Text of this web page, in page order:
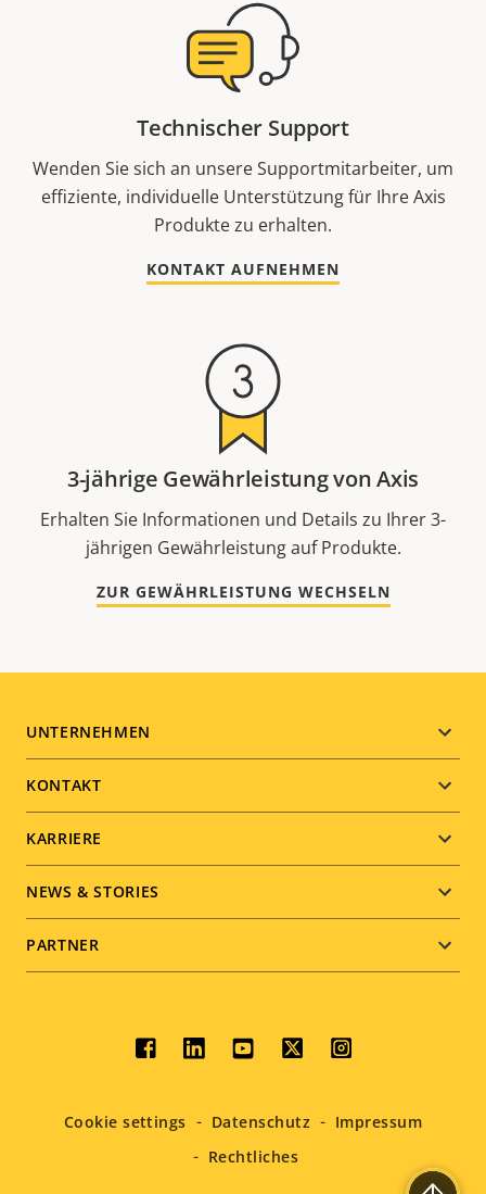
Technischer Support
Wenden Sie sich an unsere Supportmitarbeiter, um
effiziente, individuelle Unterstützung für Ihre Axis
Produkte zu erhalten.
KONTAKT AUFNEHMEN
3-jährige Gewährleistung von Axis
Erhalten Sie Informationen und Details zu Ihrer 3-
jährigen Gewährleistung auf Produkte.
ZUR GEWÄHRLEISTUNG WECHSELN
Footer
menu
UNTERNEHMEN
KONTAKT
KARRIERE
NEWS & STORIES
PARTNER
Social
menu
Cookie settings Datenschutz
Impressum
Rechtliches